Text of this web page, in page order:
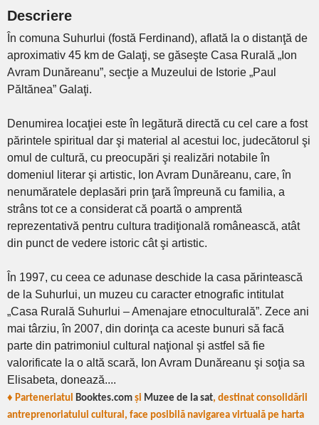
Descriere
În comuna Suhurlui (fostă Ferdinand), aflată la o distanţă de
aproximativ 45 km de Galaţi, se găseşte Casa Rurală „Ion
Avram Dunăreanu”, secţie a Muzeului de Istorie „Paul
Păltănea” Galaţi.
Denumirea locaţiei este în legătură directă cu cel care a fost
părintele spiritual dar şi material al acestui loc, judecătorul şi
omul de cultură, cu preocupări şi realizări notabile în
domeniul literar şi artistic, Ion Avram Dunăreanu, care, în
nenumăratele deplasări prin ţară împreună cu familia, a
strâns tot ce a considerat că poartă o amprentă
reprezentativă pentru cultura tradiţională românească, atât
din punct de vedere istoric cât şi artistic.
În 1997, cu ceea ce adunase deschide la casa părintească
de la Suhurlui, un muzeu cu caracter etnografic intitulat
„Casa Rurală Suhurlui – Amenajare etnoculturală”. Zece ani
mai târziu, în 2007, din dorinţa ca aceste bunuri să facă
parte din patrimoniul cultural naţional şi astfel să fie
valorificate la o altă scară, Ion Avram Dunăreanu şi soţia sa
Elisabeta, donează....
♦ Parteneriatul Booktes.com și Muzee de la sat, destinat consolidării
antreprenoriatului cultural, face posibilă navigarea virtuală pe harta